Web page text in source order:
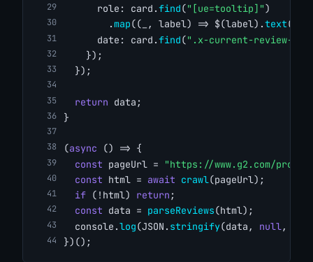
      role: card.
find("[ue=tooltip]")
        .
map((_, label) => $(label).text().
      date: card.
find(".x-current-review-
    });
  });
return data;
}
(async () => {
const pageUrl =
"https://www.g2.com/
const html = await crawl(pageUrl);
if (!html) return ;
const data = parseReviews(html);
  console.
log(JSON. stringify(data, null,
})();